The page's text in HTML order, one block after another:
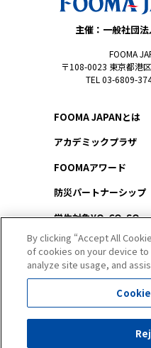
主催：一般社団
FOOMA
〒108-0023 東京都港
TEL 03-6809-
FOOMA JAPANとは
アカデミックプラザ
FOOMAアワード
防災パートナーシップ
学生対象YO-CO-SO
（ようこそ）FOOMA
会場アクセス
会場マップ
出展社情報
セミナー・シンポジウ
By clicking “Accept All
of cookies on your device
analyze site usage, and